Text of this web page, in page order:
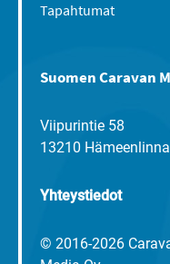
Tapahtumat
Suomen Caravan
Viipurintie 58
13210 Hämeenlinna
Yhteystiedot
© 2016-2026